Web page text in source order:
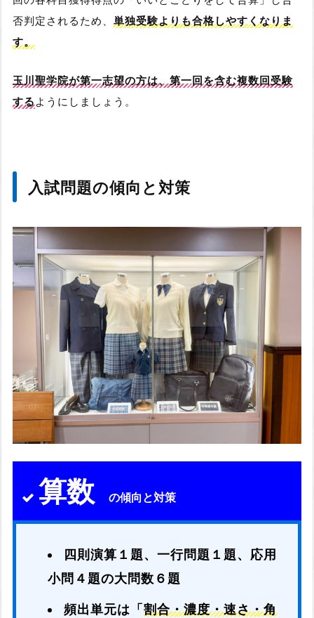
否判定されるため、 単独受験よりも合格しやすくなりま
す。
玉川聖学院が第一志望の方は、第一回を含む複数回受験
するようにしましょう。
入試問題の傾向と対策
算数 の傾向と対策
四則演算１題、一行問題１題、応用
小問４題の大問数６題
頻出単元は「割合・濃度・速さ・角